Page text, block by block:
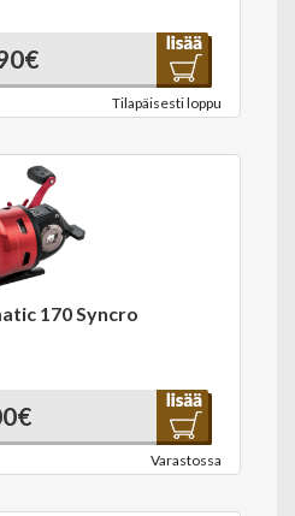
Tilapäisesti loppu
170 Syncro
Varastossa